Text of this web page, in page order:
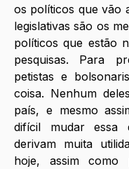
os políticos que vão
legislativas são os
políticos que estão
pesquisas. Para
petistas e
coisa. Nenhum
país, e mesmo
difícil mudar essa
derivam muita
hoje, assim como